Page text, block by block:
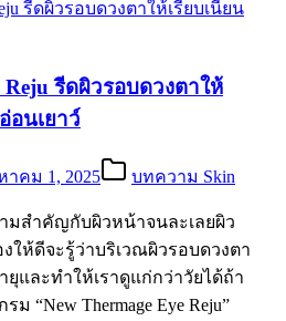
Reju รีดผิวรอบดวงตาให้
อนเยาว์
าคม 1, 2025 บทความ Skin
สำคัญกับผิวหน้าจนละเลยผิว
ให้ดีจะรู้ว่าบริเวณผิวรอบดวงตา
และทำให้เราดูแก่กว่าวัยได้ถ้า
“New Thermage Eye Reju”